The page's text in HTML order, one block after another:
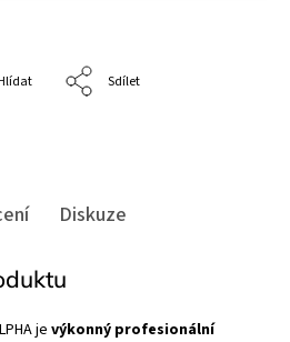
Sdílet
Diskuze
je výkonný profesionální